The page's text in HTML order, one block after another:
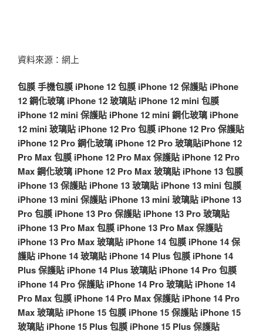
資料來源：網上
包膜手機包膜 iPhone 12 包膜 iPhone 12 保護貼 iPhone
12 鋼化玻璃 iPhone 12 玻璃貼 iPhone 12 mini 包膜
iPhone 12 mini 保護貼 iPhone 12 mini 鋼化玻璃 iPhone
12 mini 玻璃貼 iPhone 12 Pro 包膜 iPhone 12 Pro 保護貼
iPhone 12 Pro 鋼化玻璃 iPhone 12 Pro 玻璃貼iPhone 12
Pro Max 包膜 iPhone 12 Pro Max 保護貼 iPhone 12 Pro
Max 鋼化玻璃 iPhone 12 Pro Max 玻璃貼 iPhone 13 包膜
iPhone 13 保護貼 iPhone 13 玻璃貼 iPhone 13 mini 包膜
iPhone 13 mini 保護貼 iPhone 13 mini 玻璃貼 iPhone 13
Pro 包膜 iPhone 13 Pro 保護貼 iPhone 13 Pro 玻璃貼
iPhone 13 Pro Max 包膜 iPhone 13 Pro Max 保護貼
iPhone 13 Pro Max 玻璃貼 iPhone 14 包膜 iPhone 14 保
護貼 iPhone 14 玻璃貼 iPhone 14 Plus 包膜 iPhone 14
Plus 保護貼 iPhone 14 Plus 玻璃貼 iPhone 14 Pro 包膜
iPhone 14 Pro 保護貼 iPhone 14 Pro 玻璃貼 iPhone 14
Pro Max 包膜 iPhone 14 Pro Max 保護貼 iPhone 14 Pro
Max 玻璃貼 iPhone 15 包膜 iPhone 15 保護貼 iPhone 15
玻璃貼 iPhone 15 Plus 包膜 iPhone 15 Plus 保護貼